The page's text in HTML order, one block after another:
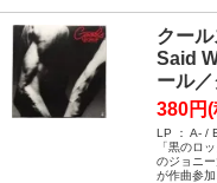
クー
Said
ール
380円
LP ： A- /
「黒のロ
のジョニ
が作曲参